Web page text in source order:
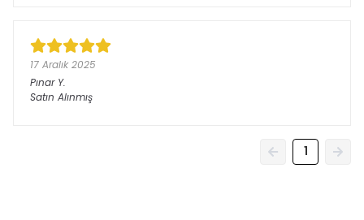
17 Aralık 2025
Pınar Y.
Satın Alınmış
1